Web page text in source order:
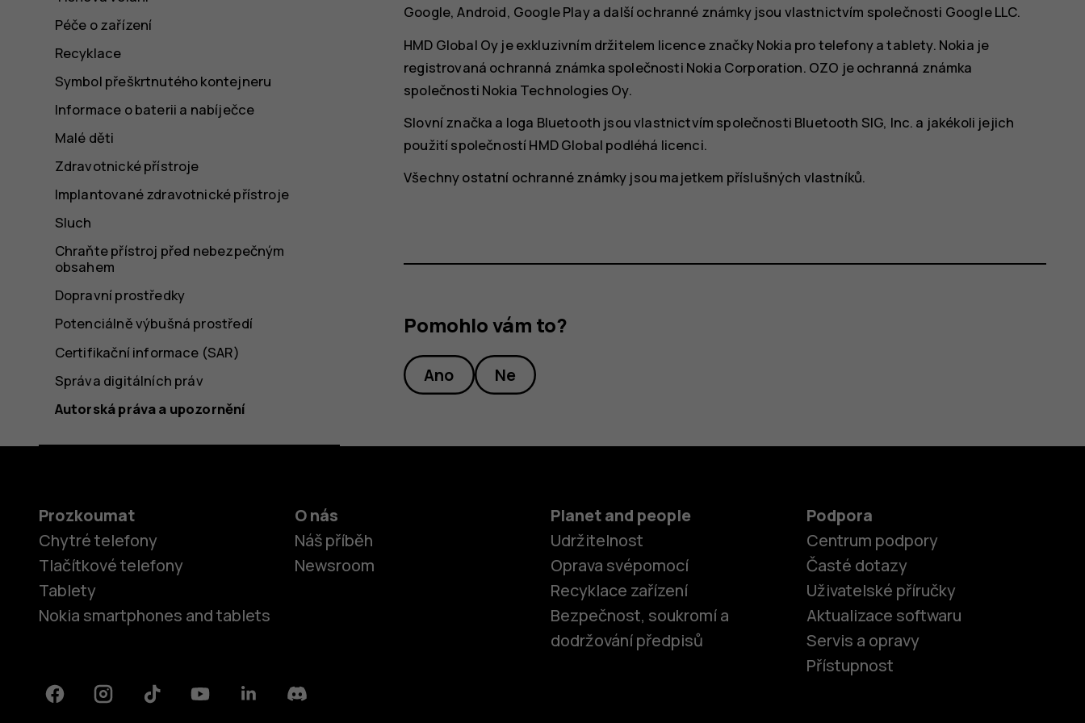
Google, Android, Google Play a další ochranné známky jsou vlastnictvím společnosti Google LLC.
HMD Global Oy je exkluzivním držitelem licence značky Nokia pro telefony a tablety. Nokia je
registrovaná ochranná známka společnosti Nokia Corporation. OZO je ochranná známka
společnosti Nokia Technologies Oy.
Slovní značka a loga Bluetooth jsou vlastnictvím společnosti Bluetooth SIG, Inc. a jakékoli jejich
použití společností HMD Global podléhá licenci.
Všechny ostatní ochranné známky jsou majetkem příslušných vlastníků.
Pomohlo vám to?
Ano Ne
Péče o zařízení
Recyklace
Symbol přeškrtnutého kontejneru
Informace o baterii a nabíječce
Malé děti
Zdravotnické přístroje
Implantované zdravotnické přístroje
Sluch
Chraňte přístroj před nebezpečným
obsahem
Dopravní prostředky
Potenciálně výbušná prostředí
Certifikační informace (SAR)
Správa digitálních práv
Autorská práva a upozornění
Prozkoumat
Chytré telefony
Tlačítkové telefony
Tablety
Nokia smartphones and tablets
O nás
Náš příběh
Newsroom
Planet and people
Udržitelnost
Oprava svépomocí
Recyklace zařízení
Bezpečnost, soukromí a
dodržování předpisů
Podpora
Centrum podpory
Časté dotazy
Uživatelské příručky
Aktualizace softwaru
Servis a opravy
Přístupnost
FacebookInstagramTiktok YoutubeLinkedinDiscord